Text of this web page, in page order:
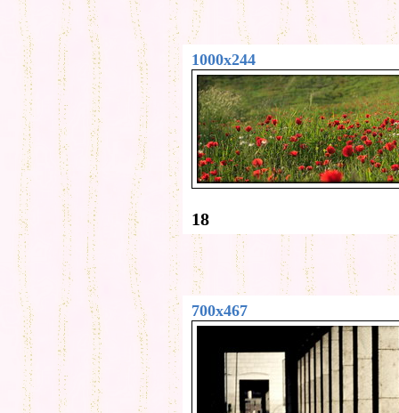
1000x244
18
700x467